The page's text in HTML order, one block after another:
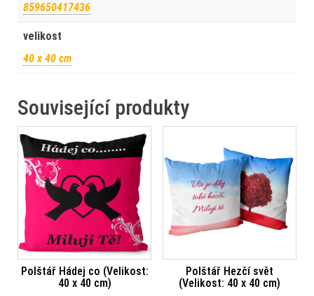
859650417436
velikost
40 x 40 cm
Související produkty
Polštář Hádej co (Velikost:
40 x 40 cm)
Polštář Hezčí svět
(Velikost: 40 x 40 cm)